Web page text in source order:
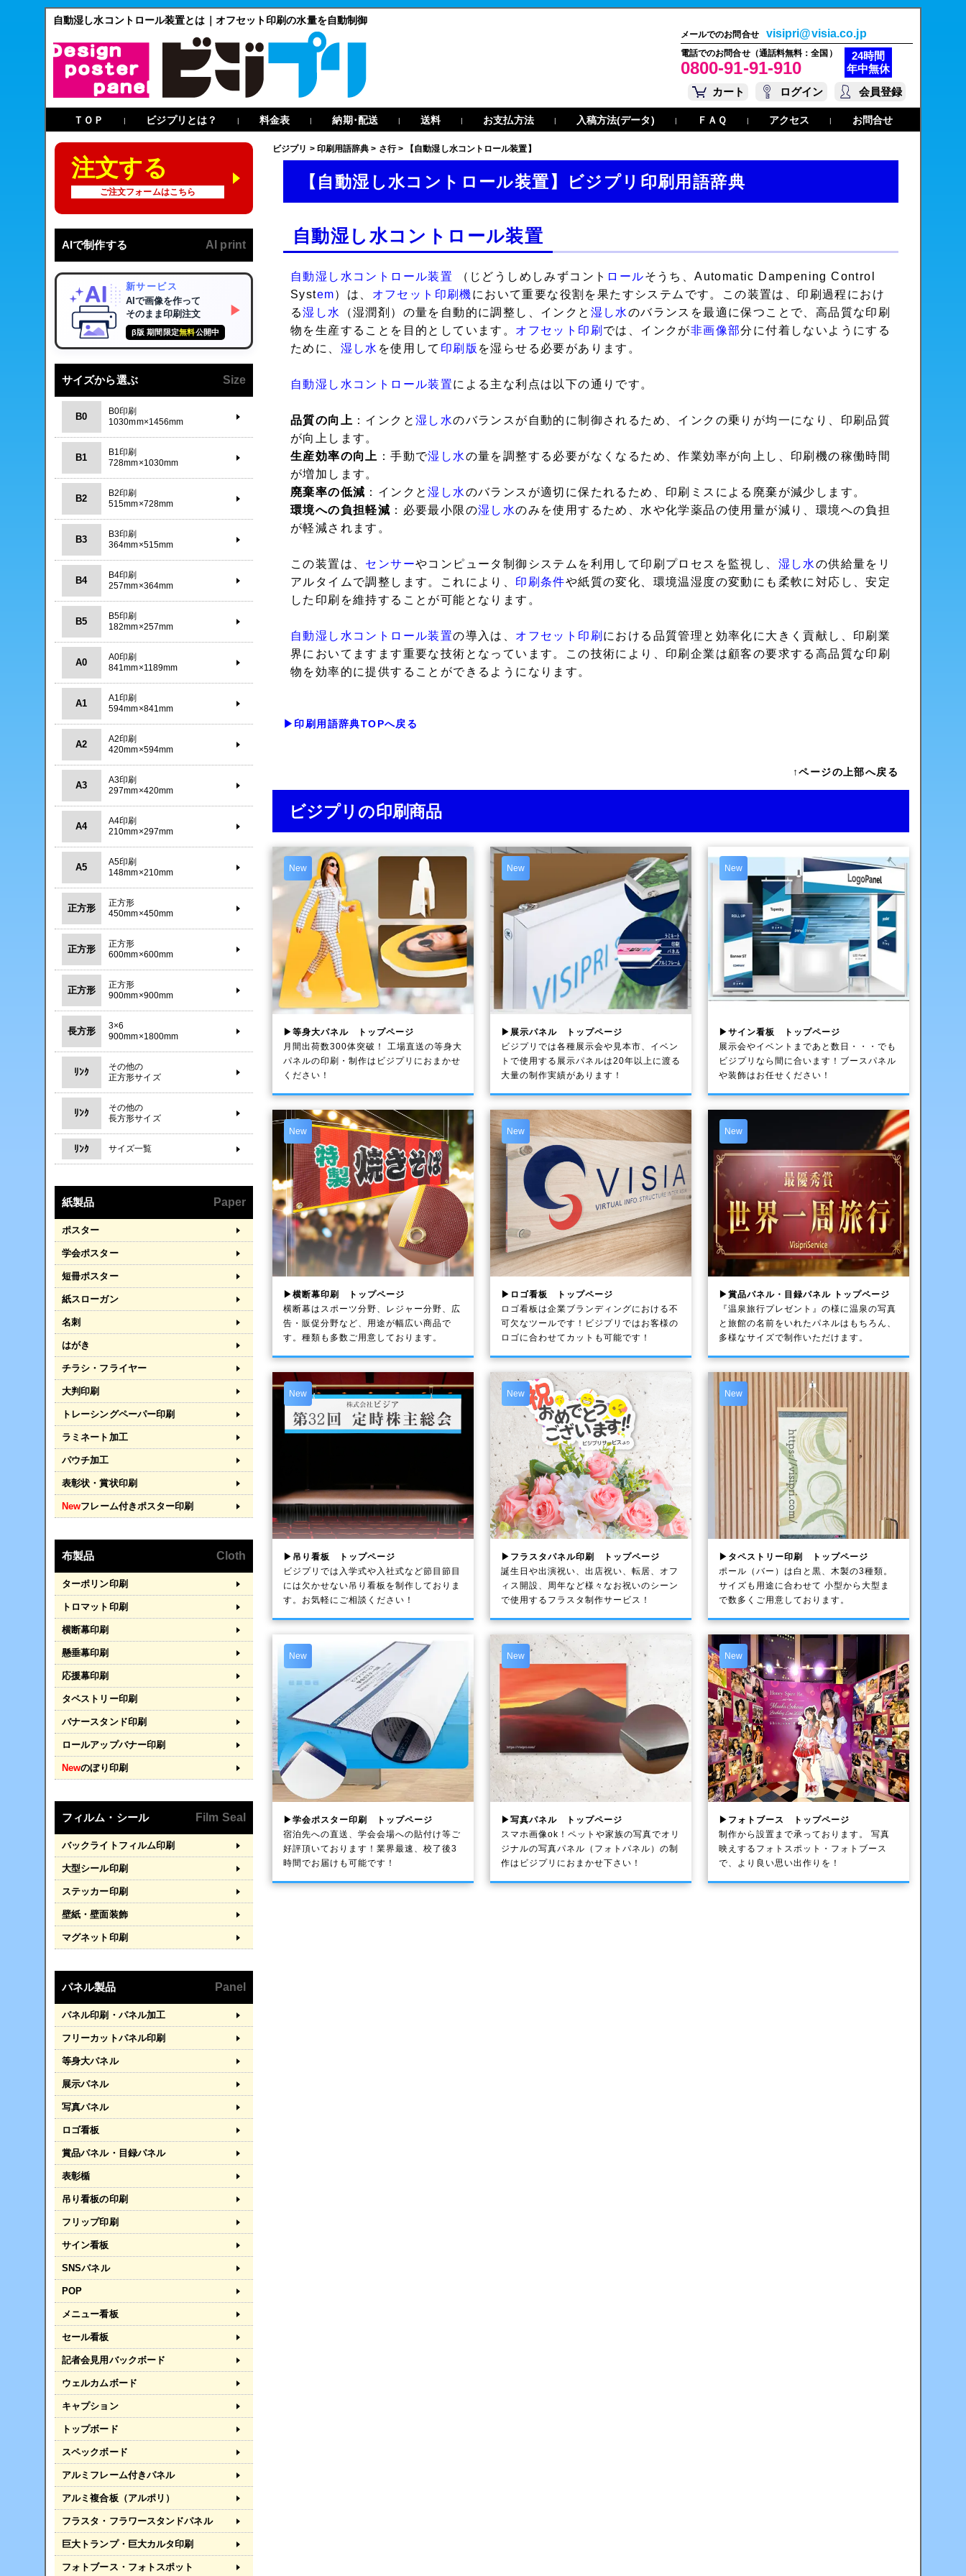
自動湿し水コントロール装置とは｜オフセット印刷の水量を自動制御
メールでのお問合せ visipri@visia.co.jp
電話でのお問合せ（通話料無料：全国）
0800-91-91-910
24時間
年中無休
カート
ログイン 会員登録
ＴＯＰ | ビジプリとは？ | 料金表 | 納期･配送 | 送料 | お支払方法 | 入稿方法(データ) | ＦＡＱ | アクセス | お問合せ
ビジプリ > 印刷用語辞典 > さ行> 【自動湿し水コントロール装置】
【自動湿し水コントロール装置】ビジプリ印刷用語辞典
自動湿し水コントロール装置
自動湿し水コントロール装置 （じどうしめしみずコント ロールそうち、Automatic Dampening Control
System）は、 オフセット印刷機において重要な役割を果たすシステムです。この装置は、印刷過程におけ
る湿し水 （湿潤剤）の量を自動的に調整し、インクと 湿し水のバランスを最適に保つことで、高品質な印刷
物を生産することを目的としています。 オフセット印刷 では、インクが非画像部分に付着しないようにする
ために、 湿し水 を使用して 印刷版 を湿らせる必要があります。
自動湿し水コントロール装置による主な利点は以下の通りです。
品質の向上 ：インクと 湿し水のバランスが自動的に制御されるため、インクの乗りが均一になり、印刷品質
が向上します。
生産効率の向上 ：手動で湿し水の量を調整する必要がなくなるため、作業効率が向上し、印刷機の稼働時間
が増加します。
廃棄率の低減 ：インクと湿し水のバランスが適切に保たれるため、印刷ミスによる廃棄が減少します。
環境への負担軽減 ：必要最小限の湿し水のみを使用するため、水や化学薬品の使用量が減り、環境への負担
が軽減されます。
この装置は、 センサーやコンピュータ制御システムを利用して印刷プロセスを監視し、 湿し水の供給量をリ
アルタイムで調整します。これにより、 印刷条件や紙質の変化、環境温湿度の変動にも柔軟に対応し、安定
した印刷を維持することが可能となります。
自動湿し水コントロール装置の導入は、 オフセット印刷 における品質管理と効率化に大きく貢献し、印刷業
界においてますます重要な技術となっています。この技術により、印刷企業は顧客の要求する高品質な印刷
物を効率的に提供することができるようになります。
▶印刷用語辞典TOPへ戻る
↑ページの上部へ戻る
ビジプリの印刷商品
New
▶等身大パネル トップページ
月間出荷数300体突破！ 工場直送の等身大
パネルの印刷・制作は ビジプリ におまかせ
ください！
New
▶展示パネル トップページ
ビジプリでは各種展示会や見本市、イベン
トで使用する展示パネルは20年以上に渡る
大量の制作実績があります！
New
▶サイン看板 トップページ
展示会やイベントまであと数日・・・でも
ビジプリなら間に合います！ブースパネル
や装飾はお任せください！
New
▶横断幕印刷 トップページ
横断幕はスポーツ分野、レジャー分野、広
告・販促分野など、用途が幅広い商品で
す。種類も多数ご用意しております。
New
▶ロゴ看板 トップページ
ロゴ看板は企業ブランディングにおける不
可欠なツールです！ビジプリではお客様の
ロゴに合わせてカットも可能です！
New
▶賞品パネル・目録パネル トップページ
『温泉旅行プレゼント』の様に温泉の写真
と旅館の名前をいれたパネルはもちろん、
多様なサイズで制作いただけます。
New
▶吊り看板 トップページ
ビジプリでは入学式や入社式など節目節目
には欠かせない吊り看板を制作しておりま
す。お気軽にご相談ください！
New
▶フラスタパネル印刷 トップページ
誕生日や出演祝い、出店祝い、転居、オフ
ィス開設、周年など様々なお祝いのシーン
で使用するフラスタ制作サービス！
New
▶タペストリー印刷 トップページ
ポール（バー）は白と黒、木製の3種類。
サイズも用途に合わせて 小型から大型ま
で数多くご用意しております。
New
▶学会ポスター印刷 トップページ
宿泊先への直送、学会会場への貼付け等ご
好評頂いております！業界最速、校了後3
時間でお届けも可能です！
New
▶写真パネル トップページ
スマホ画像ok！ペットや家族の写真でオリ
ジナルの写真パネル（フォトパネル）の制
作はビジプリにおまかせ下さい！
New
▶フォトブース トップページ
制作から設置まで承っております。 写真
映えするフォトスポット・フォトブース
で、より良い思い出作りを！
注文する
ご注文フォームはこちら
AIで制作する AI print
新サービス
AIで画像を作って
そのまま印刷注文
β版 期間限定無料公開中
▶
サイズから選ぶ Size
B0
B0印刷
1030mm×1456mm
B1
B1印刷
728mm×1030mm
B2
B2印刷
515mm×728mm
B3
B3印刷
364mm×515mm
B4
B4印刷
257mm×364mm
B5
B5印刷
182mm×257mm
A0
A0印刷
841mm×1189mm
A1
A1印刷
594mm×841mm
A2
A2印刷
420mm×594mm
A3
A3印刷
297mm×420mm
A4
A4印刷
210mm×297mm
A5
A5印刷
148mm×210mm
正方形
正方形
450mm×450mm
正方形
正方形
600mm×600mm
正方形
正方形
900mm×900mm
長方形
3×6
900mm×1800mm
ﾘﾝｸ
その他の
正方形サイズ
ﾘﾝｸ
その他の
長方形サイズ
ﾘﾝｸ サイズ一覧
紙製品 Paper
ポスター
学会ポスター
短冊ポスター
紙スローガン
名刺
はがき
チラシ・フライヤー
大判印刷
トレーシングペーパー印刷
ラミネート加工
パウチ加工
表彰状・賞状印刷
Newフレーム付きポスター印刷
布製品 Cloth
ターポリン印刷
トロマット印刷
横断幕印刷
懸垂幕印刷
応援幕印刷
タペストリー印刷
バナースタンド印刷
ロールアップバナー印刷
Newのぼり印刷
フィルム・シール Film Seal
バックライトフィルム印刷
大型シール印刷
ステッカー印刷
壁紙・壁面装飾
マグネット印刷
パネル製品 Panel
パネル印刷・パネル加工
フリーカットパネル印刷
等身大パネル
展示パネル
写真パネル
ロゴ看板
賞品パネル・目録パネル
表彰楯
吊り看板の印刷
フリップ印刷
サイン看板
SNSパネル
POP
メニュー看板
セール看板
記者会見用バックボード
ウェルカムボード
キャプション
トップボード
スペックボード
アルミフレーム付きパネル
アルミ複合板（アルポリ）
フラスタ・フラワースタンドパネル
巨大トランプ・巨大カルタ印刷
フォトブース・フォトスポット